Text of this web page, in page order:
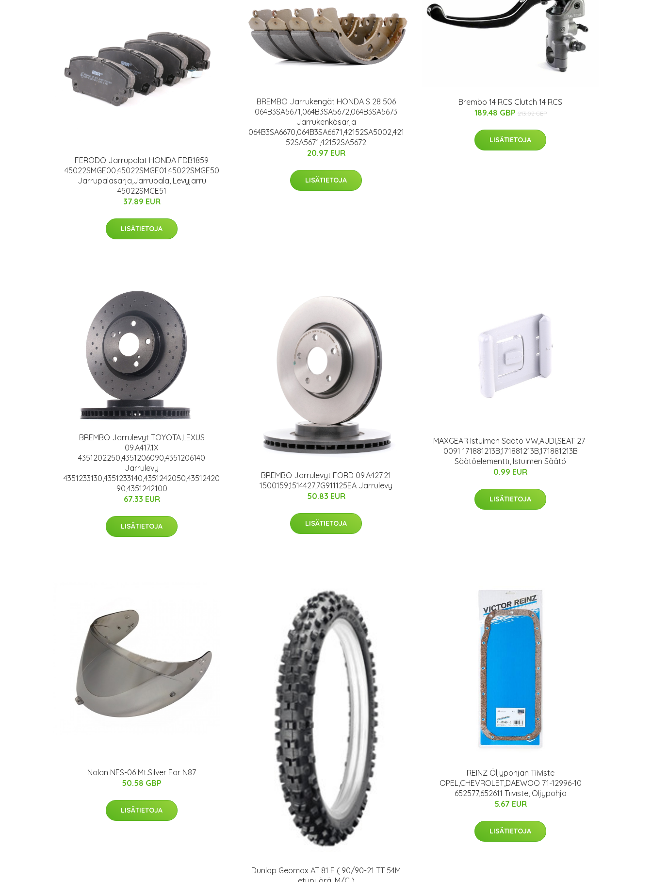
FERODO Jarrupalat HONDA FDB1859
45022SMGE00,45022SMGE01,45022SMGE50
Jarrupalasarja,Jarrupala, Levyjarru
45022SMGE51
37.89 EUR
LISÄTIETOJA
BREMBO Jarrukengät HONDA S 28 506
064B3SA5671,064B3SA5672,064B3SA5673
Jarrukenkäsarja
064B3SA6670,064B3SA6671,42152SA5002,421
52SA5671,42152SA5672
20.97 EUR
LISÄTIETOJA
Brembo 14 RCS Clutch 14 RCS
189.48 GBP 213.02 GBP
LISÄTIETOJA
BREMBO Jarrulevyt TOYOTA,LEXUS
09.A417.1X
4351202250,4351206090,4351206140
Jarrulevy
4351233130,4351233140,4351242050,43512420
90,4351242100
67.33 EUR
LISÄTIETOJA
BREMBO Jarrulevyt FORD 09.A427.21
1500159,1514427,7G911125EA Jarrulevy
50.83 EUR
LISÄTIETOJA
MAXGEAR Istuimen Säätö VW,AUDI,SEAT 27-
0091 171881213B,171881213B,171881213B
Säätöelementti, Istuimen Säätö
0.99 EUR
LISÄTIETOJA
Nolan NFS-06 Mt.Silver For N87
50.58 GBP
LISÄTIETOJA
Dunlop Geomax AT 81 F ( 90/90-21 TT 54M
REINZ Öljypohjan Tiiviste
OPEL,CHEVROLET,DAEWOO 71-12996-10
652577,652611 Tiiviste, Öljypohja
5.67 EUR
LISÄTIETOJA